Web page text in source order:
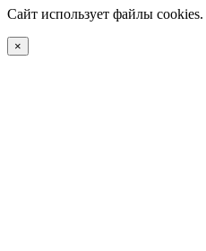
Сайт использует файлы cookies.
×